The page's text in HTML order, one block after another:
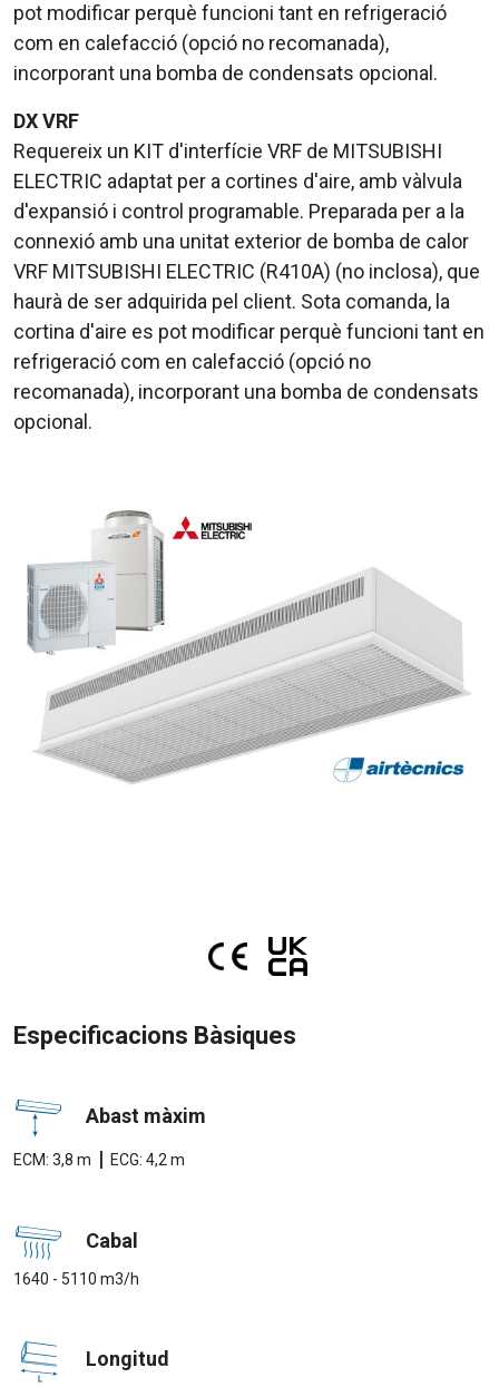
pot modificar perquè funcioni tant en refrigeració
com en calefacció (opció no recomanada),
incorporant una bomba de condensats opcional.
DX VRF
Requereix un KIT d'interfície VRF de MITSUBISHI
ELECTRIC adaptat per a cortines d'aire, amb vàlvula
d'expansió i control programable. Preparada per a la
connexió amb una unitat exterior de bomba de calor
VRF MITSUBISHI ELECTRIC (R410A) (no inclosa), que
haurà de ser adquirida pel client. Sota comanda, la
cortina d'aire es pot modificar perquè funcioni tant en
refrigeració com en calefacció (opció no
recomanada), incorporant una bomba de condensats
opcional.
Especificacions Bàsiques
Abast màxim
ECM: 3,8 m | ECG: 4,2 m
Cabal
1640 - 5110 m3/h
Longitud